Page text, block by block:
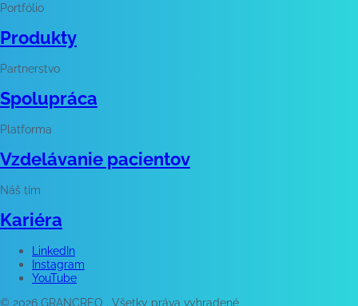
Portfólio
Produkty
Partnerstvo
Spolupráca
Platforma
Vzdelávanie pacientov
Náš tím
Kariéra
LinkedIn
Instagram
YouTube
© 2026 GRANCREO . Všetky práva vyhradené